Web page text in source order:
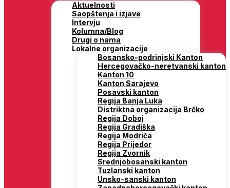
Aktuelnosti
Saopštenja i izjave
Intervju
Kolumna/Blog
Drugi o nama
Lokalne organizacije
Bosansko-podrinjski Kanton
Hercegovačko-neretvanski kanton
Kanton 10
Kanton Sarajevo
Posavski kanton
Regija Banja Luka
Distriktna organizacija Brčko
Regija Doboj
Regija Gradiška
Regija Modriča
Regija Prijedor
Regija Zvornik
Srednjobosanski kanton
Tuzlanski kanton
Unsko-sanski kanton